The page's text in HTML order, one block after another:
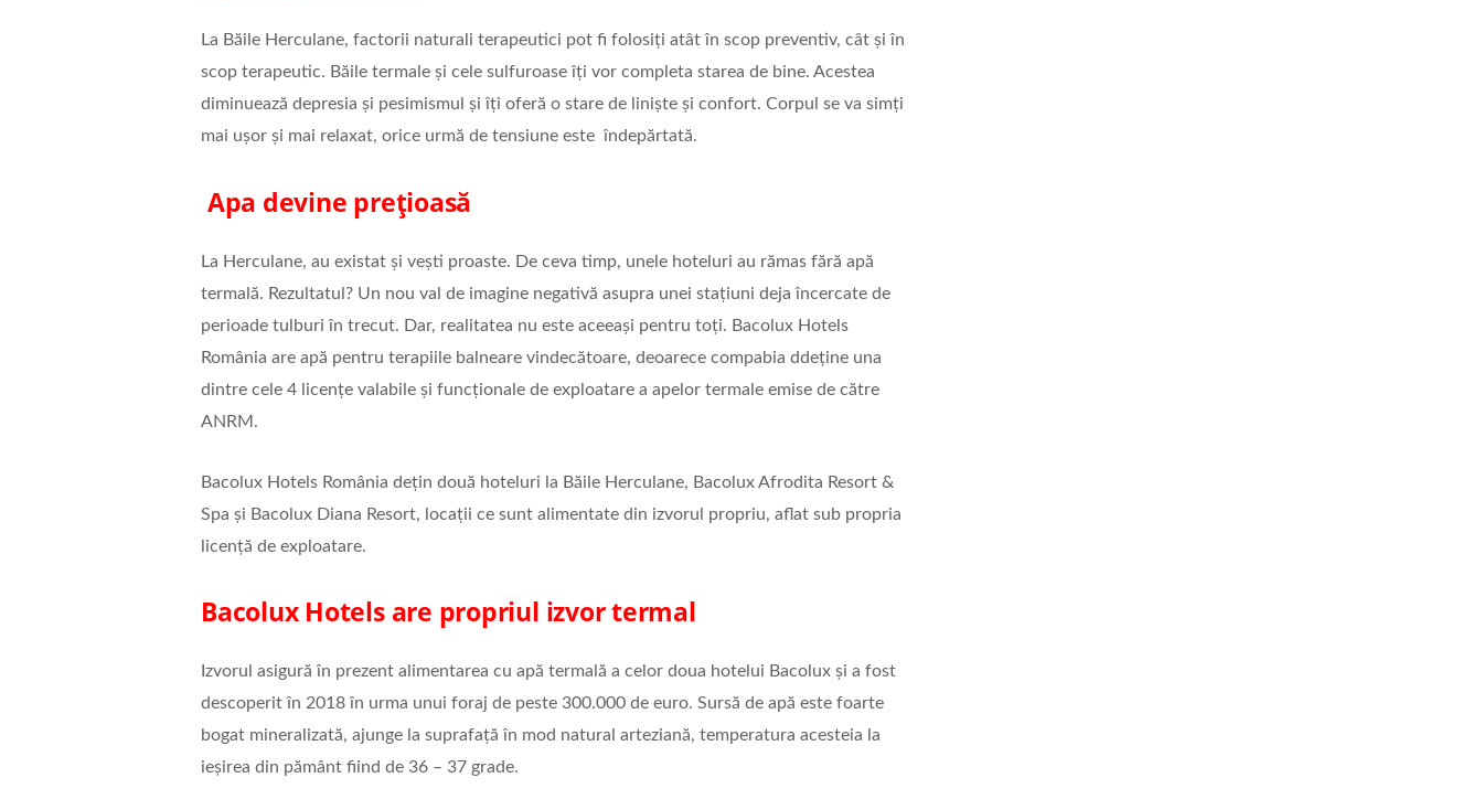
La Băile Herculane, factorii naturali terapeutici pot fi folosiți atât în scop preventiv, cât și în
scop terapeutic. Băile termale și cele sulfuroase îți vor completa starea de bine. Acestea
diminuează depresia și pesimismul și îți oferă o stare de liniște și confort. Corpul se va simți
mai ușor și mai relaxat, orice urmă de tensiune este îndepărtată.
Apa devine prețioasă
La Herculane, au existat și vești proaste. De ceva timp, unele hoteluri au rămas fără apă
termală. Rezultatul? Un nou val de imagine negativă asupra unei stațiuni deja încercate de
perioade tulburi în trecut. Dar, realitatea nu este aceeași pentru toți. Bacolux Hotels
România are apă pentru terapiile balneare vindecătoare, deoarece compabia ddeține una
dintre cele 4 licențe valabile și funcționale de exploatare a apelor termale emise de către
ANRM.
Bacolux Hotels România dețin două hoteluri la Băile Herculane, Bacolux Afrodita Resort &
Spa și Bacolux Diana Resort, locații ce sunt alimentate din izvorul propriu, aflat sub propria
licență de exploatare.
Bacolux Hotels are propriul izvor termal
Izvorul asigură în prezent alimentarea cu apă termală a celor doua hotelui Bacolux și a fost
descoperit în 2018 în urma unui foraj de peste 300.000 de euro. Sursă de apă este foarte
bogat mineralizată, ajunge la suprafață în mod natural arteziană, temperatura acesteia la
ieșirea din pământ fiind de 36 – 37 grade.